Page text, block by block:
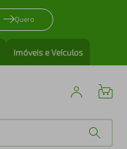
Quero
Imóveis e Veículos